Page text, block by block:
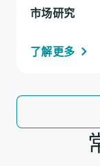
市场研究
了解更多